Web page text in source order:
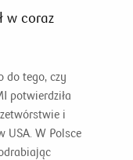
w coraz
do tego, czy
potwierdziła
i
USA. W Polsce